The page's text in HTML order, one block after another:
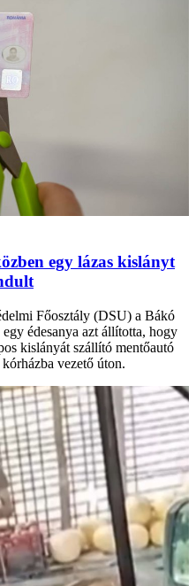
egy lázas kislányt
Főosztály (DSU) a Bákó
édesanya azt állította, hogy
kislányát szállító mentőautó
vezető úton.